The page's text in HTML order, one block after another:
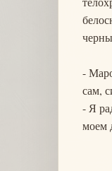
-
сам,
- Я
моем